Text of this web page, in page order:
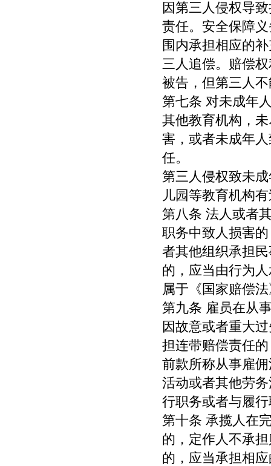
因第三人侵权导
责任。安全保障
围内承担相应的
三人追偿。赔偿
被告，但第三人
第七条 对未成年
其他教育机构，
害，或者未成年
任。
第三人侵权致未
儿园等教育机构
第八条 法人或者
职务中致人损害
者其他组织承担
的，应当由行为
属于《国家赔偿
第九条 雇员在从
因故意或者重大
担连带赔偿责任
前款所称从事雇
活动或者其他劳
行职务或者与履
第十条 承揽人在
的，定作人不承
的，应当承担相